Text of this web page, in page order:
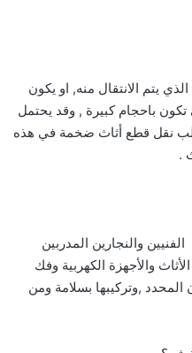
يتم الانتقال منه, او يكون
باحجام كبيرة , وقد يحتمل
نقل قطع أثاث ضخمة في هذه
.
والنجارين المدربين
والأجهزة الكهربية وفك
المحدد ,وتركيبها بسلامة ومن